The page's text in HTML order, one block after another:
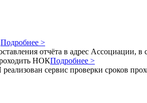
Подробнее >
отчёта в адрес Ассоциации, в
НОКПодробнее >
сервис проверки сроков